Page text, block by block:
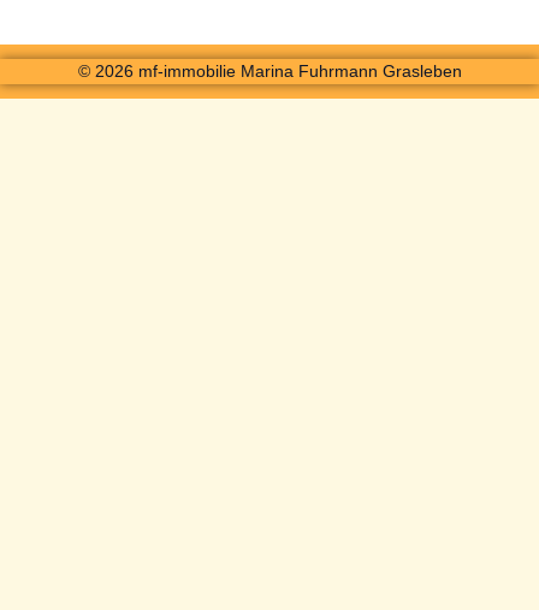
© 2026 mf-immobilie Marina Fuhrmann Grasleben